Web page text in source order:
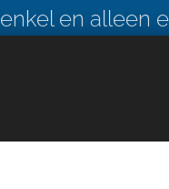
enkel en alleen